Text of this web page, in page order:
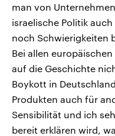
man von
israelische Politik
noch Schwierigkeiten
Bei allen
auf die Geschichte
Boykott in
Produkten auch für
Sensibilität und ich
bereit erklären wird,